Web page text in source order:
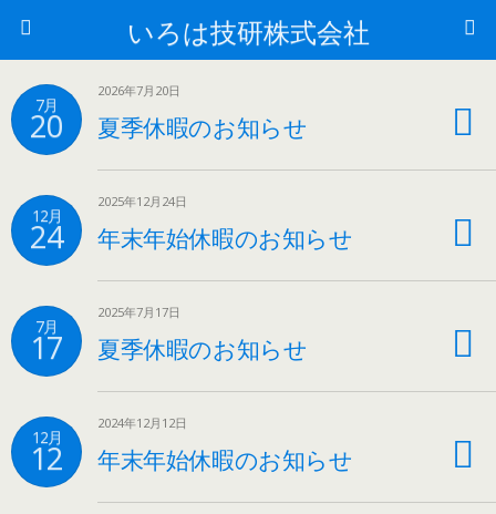
いろは技研株式会社
7月
20
2026年7月20日
夏季休暇のお知らせ
12月
24
2025年12月24日
年末年始休暇のお知らせ
7月
17
2025年7月17日
夏季休暇のお知らせ
12月
12
2024年12月12日
年末年始休暇のお知らせ